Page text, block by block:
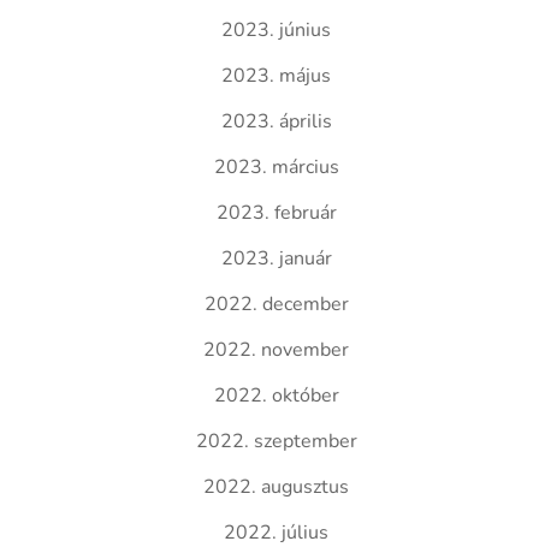
2023. június
2023. május
2023. április
2023. március
2023. február
2023. január
2022. december
2022. november
2022. október
2022. szeptember
2022. augusztus
2022. július